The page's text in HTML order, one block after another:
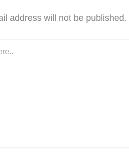
address will not be published.